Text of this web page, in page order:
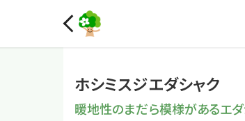
ホシミスジエダシャク
暖地性のまだら模様があるエダ